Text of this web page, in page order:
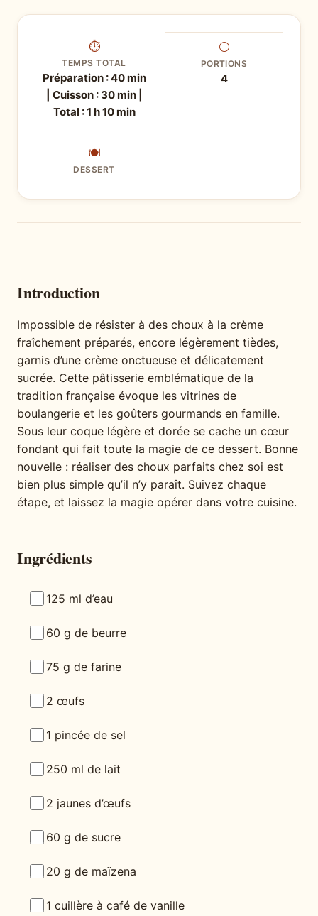
⏱
TEMPS TOTAL
Préparation : 40 min
| Cuisson : 30 min |
Total : 1 h 10 min
⚪
PORTIONS
4
🍽
DESSERT
Introduction
Impossible de résister à des choux à la crème
fraîchement préparés, encore légèrement tièdes,
garnis d’une crème onctueuse et délicatement
sucrée. Cette pâtisserie emblématique de la
tradition française évoque les vitrines de
boulangerie et les goûters gourmands en famille.
Sous leur coque légère et dorée se cache un cœur
fondant qui fait toute la magie de ce dessert. Bonne
nouvelle : réaliser des choux parfaits chez soi est
bien plus simple qu’il n’y paraît. Suivez chaque
étape, et laissez la magie opérer dans votre cuisine.
Ingrédients
125 ml d’eau
60 g de beurre
75 g de farine
2 œufs
1 pincée de sel
250 ml de lait
2 jaunes d’œufs
60 g de sucre
20 g de maïzena
1 cuillère à café de vanille